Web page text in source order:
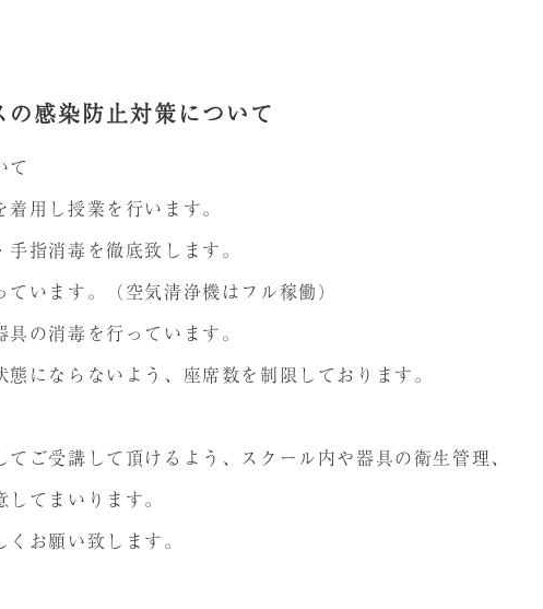
感染防止対策について
て
用し授業を行います。
指消毒を徹底致します。
います。（空気清浄機はフル稼働）
の消毒を行っています。
態にならないよう、座席数を制限しております。
ご受講して頂けるよう、スクール内や器具の衛生管理、
てまいります。
お願い致します。